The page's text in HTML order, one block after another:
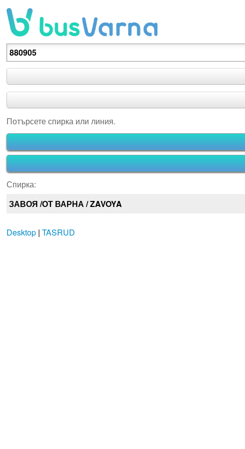
Потърсете спирка или линия.
Потърсете спирка или линия.
Спирка:
ЗАВОЯ /ОТ ВАРНА / ZAVOYA
Desktop| TASRUD